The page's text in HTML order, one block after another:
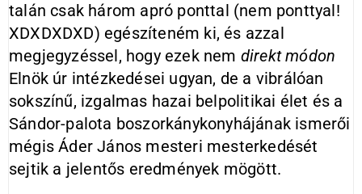
talán csak három apró ponttal (nem ponttyal!
XDXDXDXD) egészíteném ki, és azzal
megjegyzéssel, hogy ezek nem direkt módon
Elnök úr intézkedései ugyan, de a vibrálóan
sokszínű, izgalmas hazai belpolitikai élet és a
Sándor-palota boszorkánykonyhájának ismerői
mégis Áder János mesteri mesterkedését
sejtik a jelentős eredmények mögött.